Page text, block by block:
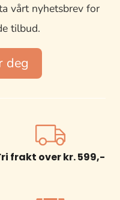
vårt nyhetsbrev for
tilbud.
deg
frakt over kr. 599,-